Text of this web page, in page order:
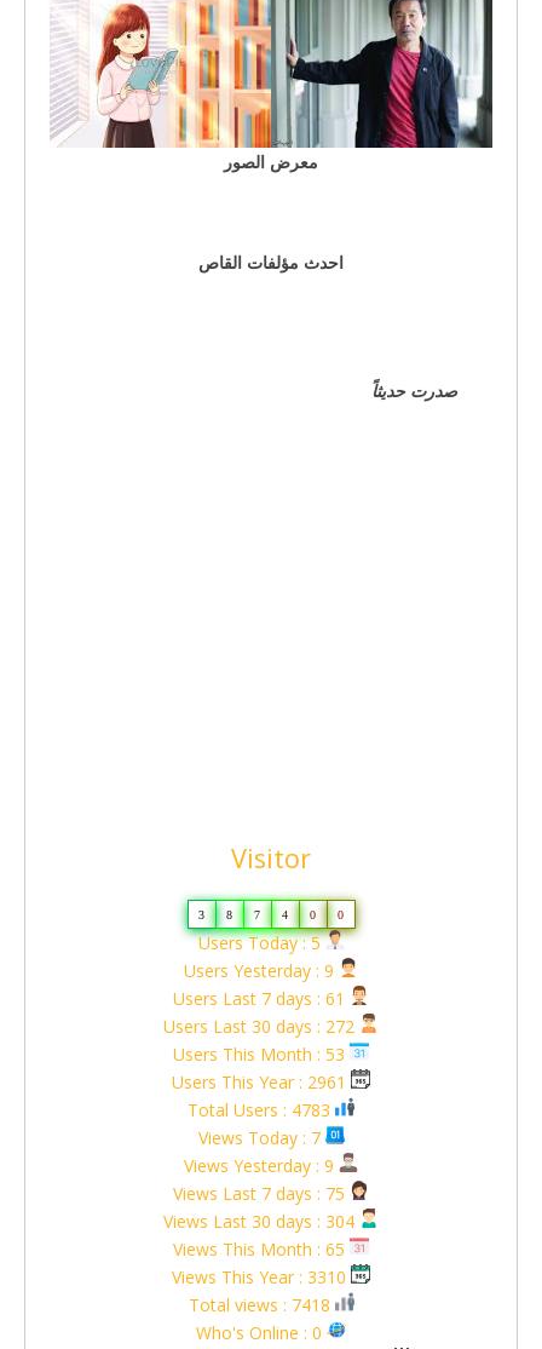
معرض الصور
احدث مؤلفات القاص
صدرت حديثاً
Visitor
0
0
4
7
8
3
Users Today : 5
Views Today : 7